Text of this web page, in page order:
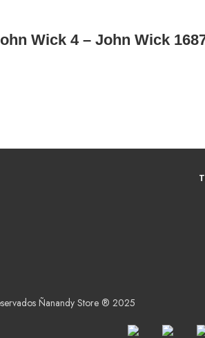
Wick 4 – John Wick
Ñanandy Store ® 2025